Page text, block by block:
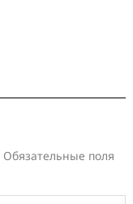
Обязательные поля